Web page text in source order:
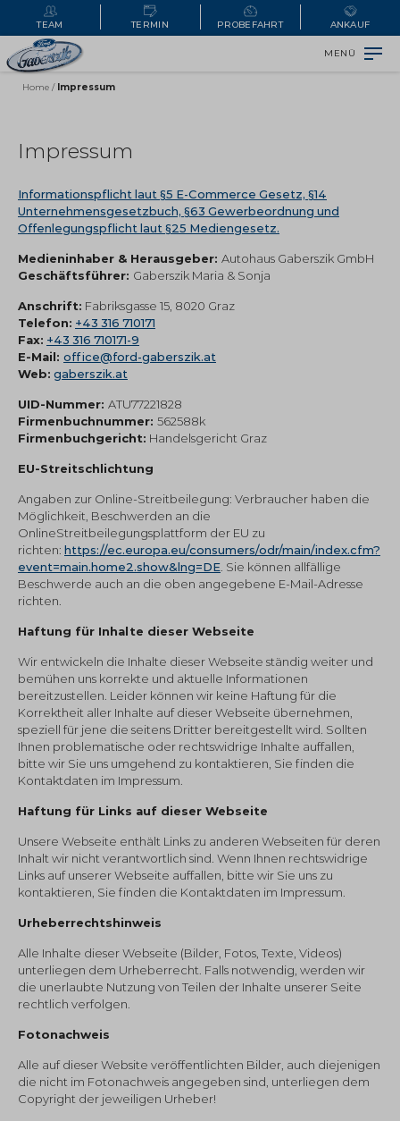
TEAM TERMIN PROBEFAHRT ANKAUF
MENÜ
Home / Impressum
Impressum
Informationspflicht laut §5 E-Commerce Gesetz, §14
Unternehmensgesetzbuch, §63 Gewerbeordnung und
Offenlegungspflicht laut §25 Mediengesetz.
Medieninhaber & Herausgeber: Autohaus Gaberszik GmbH
Geschäftsführer: Gaberszik Maria & Sonja
Anschrift: Fabriksgasse 15, 8020 Graz
Telefon: +43 316 710171
Fax: +43 316 710171-9
E-Mail: office@ford-gaberszik.at
Web: gaberszik.at
UID-Nummer: ATU77221828
Firmenbuchnummer: 562588k
Firmenbuchgericht: Handelsgericht Graz
EU-Streitschlichtung
Angaben zur Online-Streitbeilegung: Verbraucher haben die
Möglichkeit, Beschwerden an die
OnlineStreitbeilegungsplattform der EU zu
richten: https://ec.europa.eu/consumers/odr/main/index.cfm?
event=main.home2.show&lng=DE . Sie können allfällige
Beschwerde auch an die oben angegebene E-Mail-Adresse
richten.
Haftung für Inhalte dieser Webseite
Wir entwickeln die Inhalte dieser Webseite ständig weiter und
bemühen uns korrekte und aktuelle Informationen
bereitzustellen. Leider können wir keine Haftung für die
Korrektheit aller Inhalte auf dieser Webseite übernehmen,
speziell für jene die seitens Dritter bereitgestellt wird. Sollten
Ihnen problematische oder rechtswidrige Inhalte auffallen,
bitte wir Sie uns umgehend zu kontaktieren, Sie finden die
Kontaktdaten im Impressum.
Haftung für Links auf dieser Webseite
Unsere Webseite enthält Links zu anderen Webseiten für deren
Inhalt wir nicht verantwortlich sind. Wenn Ihnen rechtswidrige
Links auf unserer Webseite auffallen, bitte wir Sie uns zu
kontaktieren, Sie finden die Kontaktdaten im Impressum.
Urheberrechtshinweis
Alle Inhalte dieser Webseite (Bilder, Fotos, Texte, Videos)
unterliegen dem Urheberrecht. Falls notwendig, werden wir
die unerlaubte Nutzung von Teilen der Inhalte unserer Seite
rechtlich verfolgen.
Fotonachweis
Alle auf dieser Website veröffentlichten Bilder, auch diejenigen
die nicht im Fotonachweis angegeben sind, unterliegen dem
Copyright der jeweiligen Urheber!